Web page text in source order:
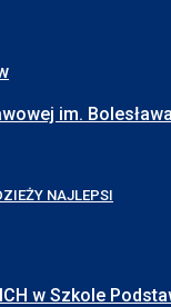
im.
NAJLEPSI
w Szkole